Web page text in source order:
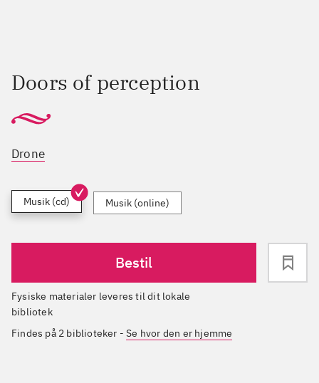
Doors of perception
Drone
Musik (cd) Musik (online)
Bestil
Fysiske materialer leveres til dit lokale
bibliotek
Findes på 2 biblioteker -Se hvor den er hjemme